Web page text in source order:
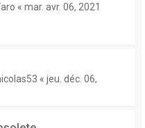
« mar. avr. 06, 2021
« jeu. déc. 06,